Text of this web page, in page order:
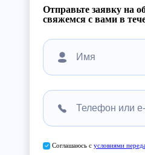
Отправьте заявку на
свяжемся с вами в
Соглашаюсь с условиями